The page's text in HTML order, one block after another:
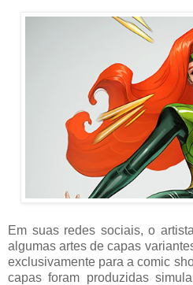
Em suas redes sociais, o
algumas artes de capas
exclusivamente para a comic
capas foram produzidas